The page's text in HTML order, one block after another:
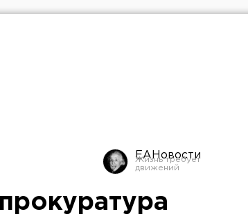
ЕАНовости